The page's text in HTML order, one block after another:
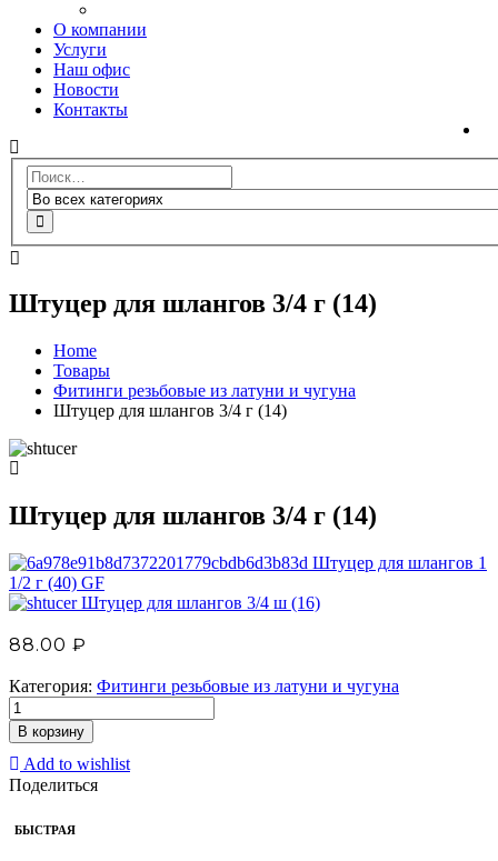
О компании
Услуги
Наш офис
Новости
Контакты
Штуцер для шлангов 3/4 г (14)
Home
Товары
Фитинги резьбовые из латуни и чугуна
Штуцер для шлангов 3/4 г (14)
Штуцер для шлангов 3/4 г (14)
Штуцер для шлангов 1
1/2 г (40) GF
Штуцер для шлангов 3/4 ш (16)
88.00 ₽
Категория: Фитинги резьбовые из латуни и чугуна
В корзину
Add to wishlist
Поделиться
БЫСТРАЯ